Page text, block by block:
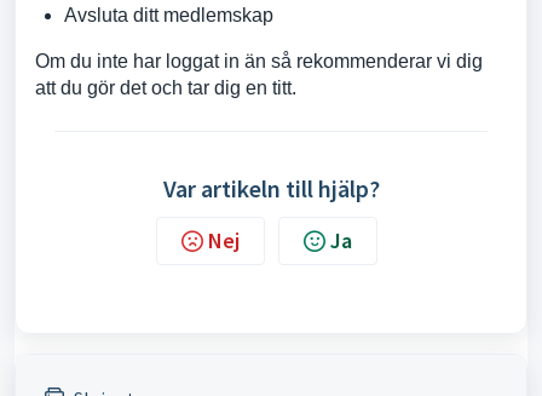
Avsluta ditt medlemskap
Om du inte har loggat in än så rekommenderar vi dig
att du gör det och tar dig en titt.
Var artikeln till hjälp?
Nej Ja